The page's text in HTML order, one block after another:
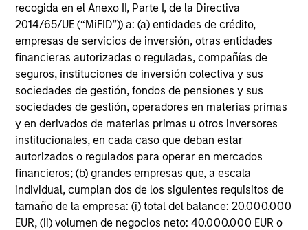
recogida en el Anexo II, Parte I, de la Directiva
2014/65/UE (“MiFID”)) a: (a) entidades de crédito,
empresas de servicios de inversión, otras entidades
financieras autorizadas o reguladas, compañías de
seguros, instituciones de inversión colectiva y sus
sociedades de gestión, fondos de pensiones y sus
sociedades de gestión, operadores en materias primas
y en derivados de materias primas u otros inversores
institucionales, en cada caso que deban estar
autorizados o regulados para operar en mercados
financieros; (b) grandes empresas que, a escala
individual, cumplan dos de los siguientes requisitos de
tamaño de la empresa: (i) total del balance: 20.000.000
EUR, (ii) volumen de negocios neto: 40.000.000 EUR o
Internacional y global